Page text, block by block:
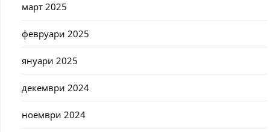
март 2025
февруари 2025
януари 2025
декември 2024
ноември 2024